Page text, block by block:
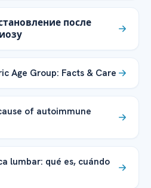
после
Age Group: Facts & Care
of autoimmune
lumbar: qué es, cuándo